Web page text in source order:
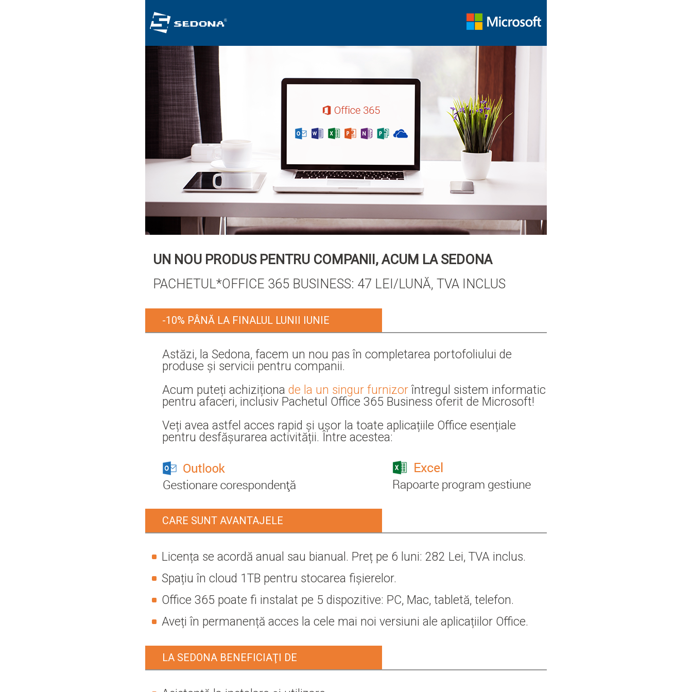
UN NOU PRODUS PENTRU COMPANII, ACUM LA SEDONA
PACHETUL*OFFICE 365 BUSINESS: 47 LEI/LUNĂ, TVA INCLUS
-10% PÂNĂ LA FINALUL LUNII IUNIE
Astăzi, la Sedona, facem un nou pas în completarea portofoliului de
produse și servicii pentru companii.
Acum puteți achiziționa de la un singur furnizorîntregul sistem informatic
pentru afaceri, inclusiv Pachetul Office 365 Business oferit de Microsoft!
Veți avea astfel acces rapid și ușor la toate aplicațiile Office esențiale
pentru desfășurare​a activității. Între acestea:
CARE SUNT AVANTAJELE
Licența se acordă anual sau bianual. Preț pe 6 luni: 282 Lei, TVA inclus.
Spațiu în cloud 1TB pentru stocarea fișierelor.
Office 365 poate fi instalat pe 5 dispozitive: PC, Mac, tabletă, telefon.
Aveți în permanență acces la cele mai noi versiuni ale aplicațiilor Office.
LA SEDONA BENEFICIAŢI DE